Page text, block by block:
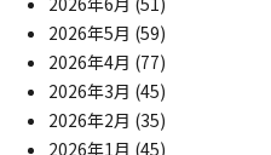
2026年5月 (59)
2026年4月 (77)
2026年3月 (45)
2026年2月 (35)
2026年1月 (45)